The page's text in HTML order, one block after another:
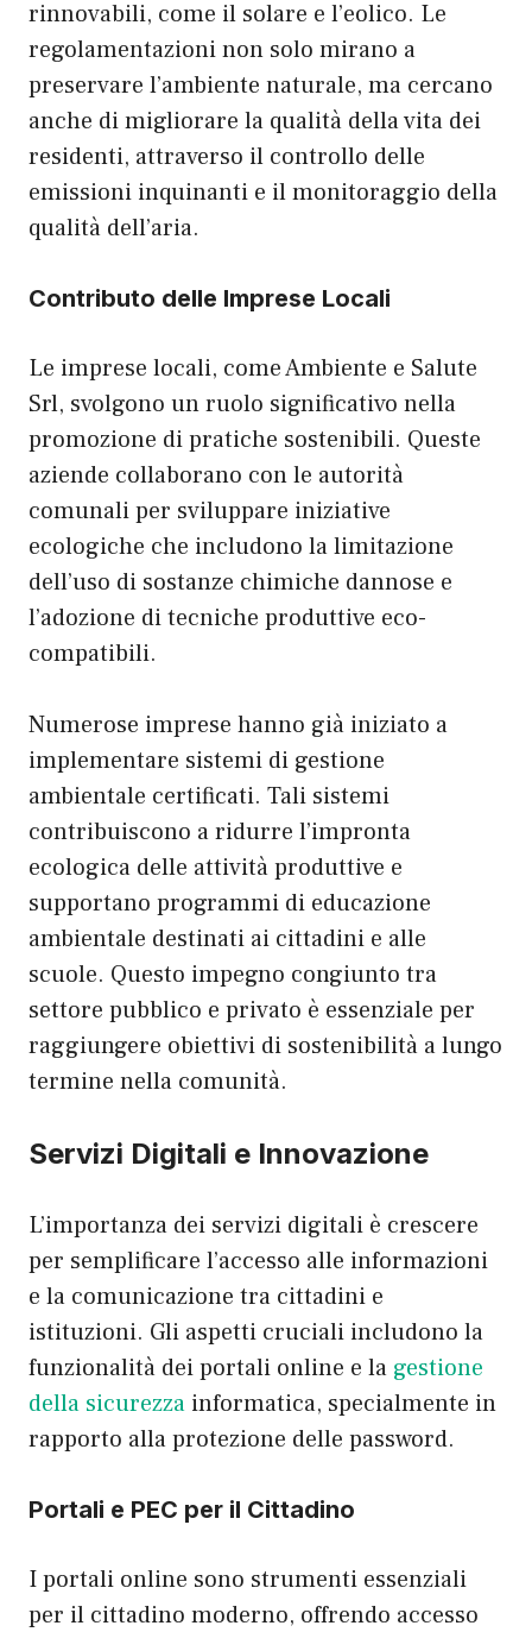
rinnovabili, come il solare e l’eolico. Le
regolamentazioni non solo mirano a
preservare l’ambiente naturale, ma cercano
anche di migliorare la qualità della vita dei
residenti, attraverso il controllo delle
emissioni inquinanti e il monitoraggio della
qualità dell’aria.
Contributo delle Imprese Locali
Le imprese locali, come Ambiente e Salute
Srl, svolgono un ruolo significativo nella
promozione di pratiche sostenibili. Queste
aziende collaborano con le autorità
comunali per sviluppare iniziative
ecologiche che includono la limitazione
dell’uso di sostanze chimiche dannose e
l’adozione di tecniche produttive eco-
compatibili.
Numerose imprese hanno già iniziato a
implementare sistemi di gestione
ambientale certificati. Tali sistemi
contribuiscono a ridurre l’impronta
ecologica delle attività produttive e
supportano programmi di educazione
ambientale destinati ai cittadini e alle
scuole. Questo impegno congiunto tra
settore pubblico e privato è essenziale per
raggiungere obiettivi di sostenibilità a lungo
termine nella comunità.
Servizi Digitali e Innovazione
L’importanza dei servizi digitali è crescere
per semplificare l’accesso alle informazioni
e la comunicazione tra cittadini e
istituzioni. Gli aspetti cruciali includono la
funzionalità dei portali online e la gestione
della sicurezza informatica, specialmente in
rapporto alla protezione delle password.
Portali e PEC per il Cittadino
I portali online sono strumenti essenziali
per il cittadino moderno, offrendo accesso